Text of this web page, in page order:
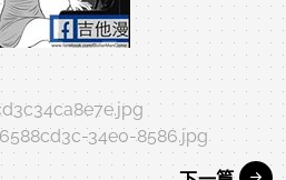
6588cd3c-34e0-8586.jpg